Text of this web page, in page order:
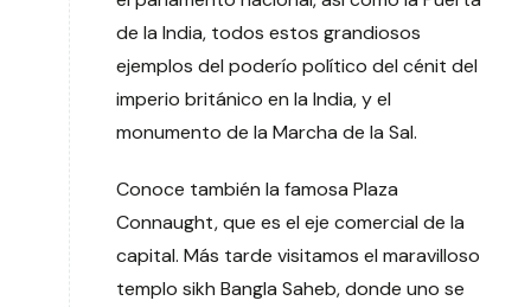
de la India, todos estos grandiosos
ejemplos del poderío político del cénit del
imperio británico en la India, y el
monumento de la Marcha de la Sal.
Conoce también la famosa Plaza
Connaught, que es el eje comercial de la
capital. Más tarde visitamos el maravilloso
templo sikh Bangla Saheb, donde uno se